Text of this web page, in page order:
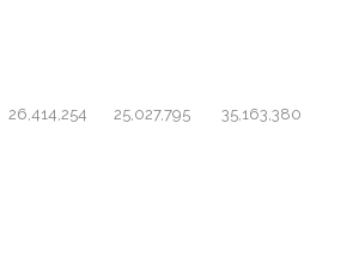
26,414,254 25,027,795 35,163,380